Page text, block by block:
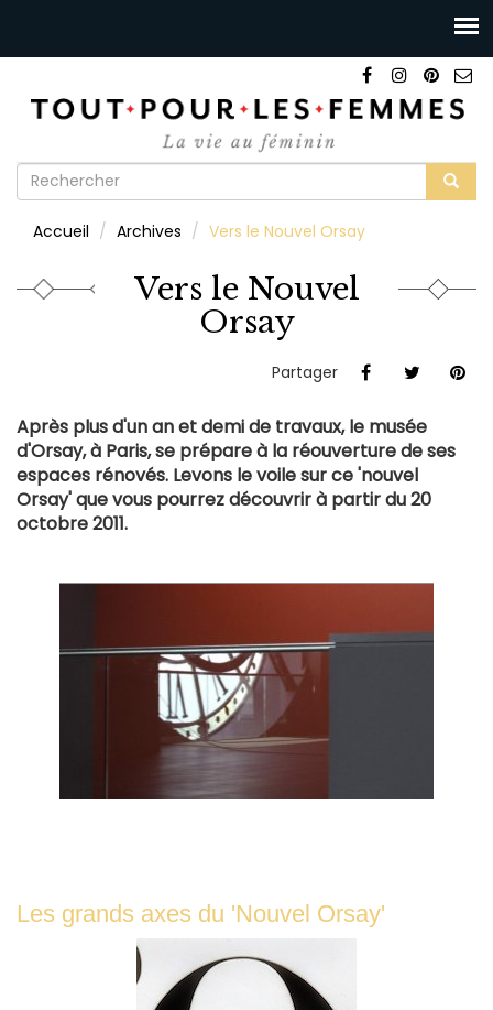
Formulaire
recherche
Accueil Archives Vers le Nouvel Orsay
Vers le Nouvel
Orsay
Partager
Après plus d'un an et demi de travaux, le musée
d'Orsay, à Paris, se prépare à la réouverture de ses
espaces rénovés. Levons le voile sur ce 'nouvel
Orsay' que vous pourrez découvrir à partir du 20
octobre 2011.
Les grands axes du 'Nouvel Orsay'